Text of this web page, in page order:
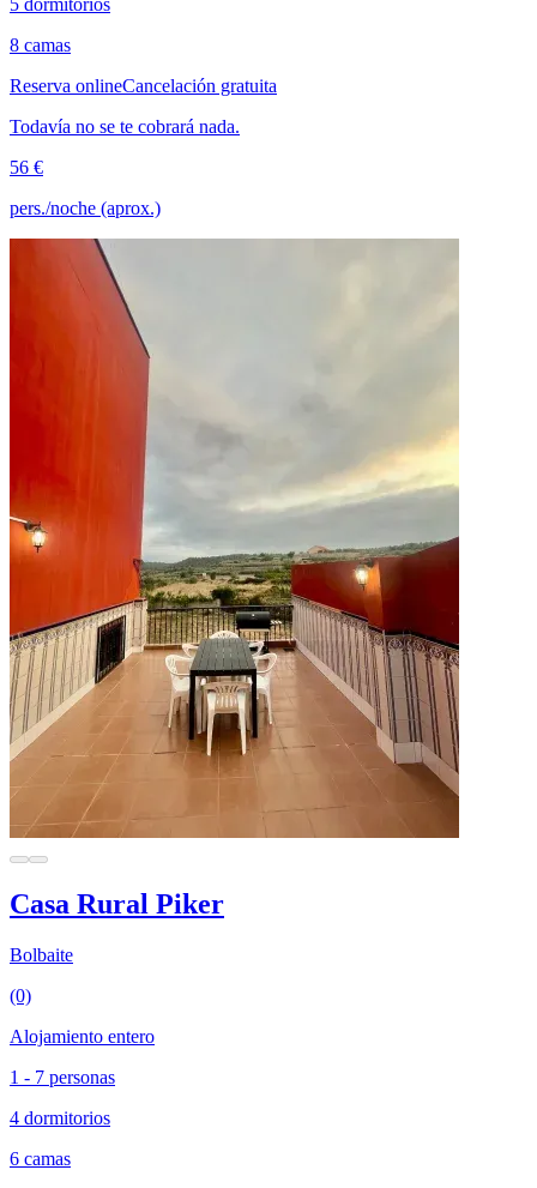
5 dormitorios
8 camas
Reserva onlineCancelación gratuita
Todavía no se te cobrará nada.
56 €
pers./noche (aprox.)
Casa Rural Piker
Bolbaite
(0)
Alojamiento entero
1 - 7 personas
4 dormitorios
6 camas